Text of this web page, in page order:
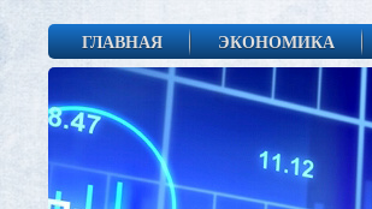
ГЛАВНАЯ ЭКОНОМИКА